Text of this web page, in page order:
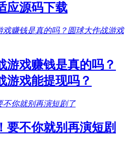
应源码下载
游戏赚钱是真的吗？
游戏能提现吗？
要不你就别再演短剧